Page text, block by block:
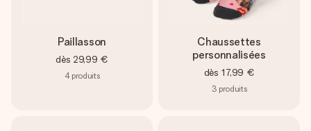
Paillasson
dès 29,99 €
4 produits
Chaussettes
personnalisées
dès 17,99 €
3 produits